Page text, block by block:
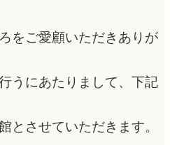
をご愛顧いただきありが
うにあたりまして、下記
とさせていただきます。